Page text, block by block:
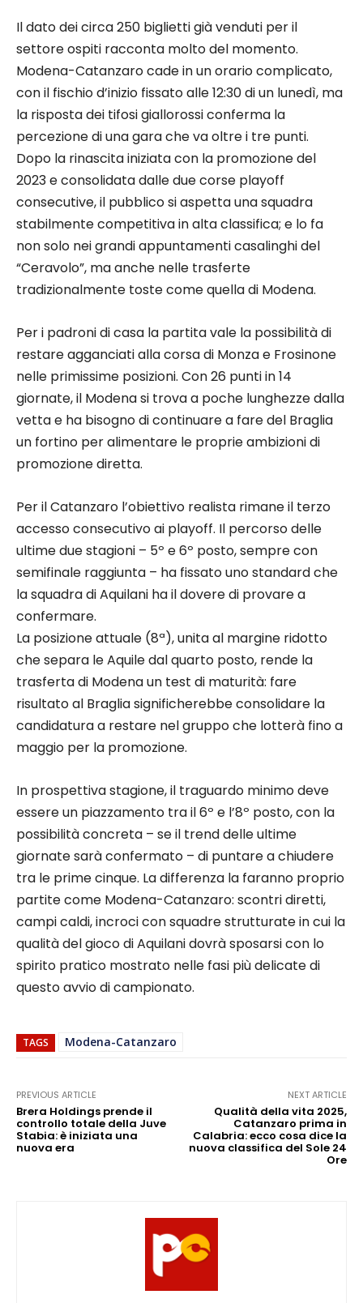
Il dato dei circa 250 biglietti già venduti per il
settore ospiti racconta molto del momento.
Modena-Catanzaro cade in un orario complicato,
con il fischio d’inizio fissato alle 12:30 di un lunedì, ma
la risposta dei tifosi giallorossi conferma la
percezione di una gara che va oltre i tre punti.
Dopo la rinascita iniziata con la promozione del
2023 e consolidata dalle due corse playoff
consecutive, il pubblico si aspetta una squadra
stabilmente competitiva in alta classifica; e lo fa
non solo nei grandi appuntamenti casalinghi del
“Ceravolo”, ma anche nelle trasferte
tradizionalmente toste come quella di Modena.
Per i padroni di casa la partita vale la possibilità di
restare agganciati alla corsa di Monza e Frosinone
nelle primissime posizioni. Con 26 punti in 14
giornate, il Modena si trova a poche lunghezze dalla
vetta e ha bisogno di continuare a fare del Braglia
un fortino per alimentare le proprie ambizioni di
promozione diretta.
Per il Catanzaro l’obiettivo realista rimane il terzo
accesso consecutivo ai playoff. Il percorso delle
ultime due stagioni – 5º e 6º posto, sempre con
semifinale raggiunta – ha fissato uno standard che
la squadra di Aquilani ha il dovere di provare a
confermare.
La posizione attuale (8ª), unita al margine ridotto
che separa le Aquile dal quarto posto, rende la
trasferta di Modena un test di maturità: fare
risultato al Braglia significherebbe consolidare la
candidatura a restare nel gruppo che lotterà fino a
maggio per la promozione.
In prospettiva stagione, il traguardo minimo deve
essere un piazzamento tra il 6º e l’8º posto, con la
possibilità concreta – se il trend delle ultime
giornate sarà confermato – di puntare a chiudere
tra le prime cinque. La differenza la faranno proprio
partite come Modena-Catanzaro: scontri diretti,
campi caldi, incroci con squadre strutturate in cui la
qualità del gioco di Aquilani dovrà sposarsi con lo
spirito pratico mostrato nelle fasi più delicate di
questo avvio di campionato.
TAGS Modena-Catanzaro
PREVIOUS ARTICLE
Brera Holdings prende il
controllo totale della Juve
Stabia: è iniziata una
nuova era
NEXT ARTICLE
Qualità della vita 2025,
Catanzaro prima in
Calabria: ecco cosa dice la
nuova classifica del Sole 24
Ore